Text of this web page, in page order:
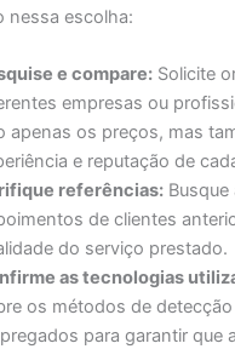
nessa escolha:
e compare: Solicite
empresas ou
apenas os preços, mas
e reputação de
referências: Busque
de clientes
do serviço prestado.
as tecnologias
os métodos de detecção
para garantir que